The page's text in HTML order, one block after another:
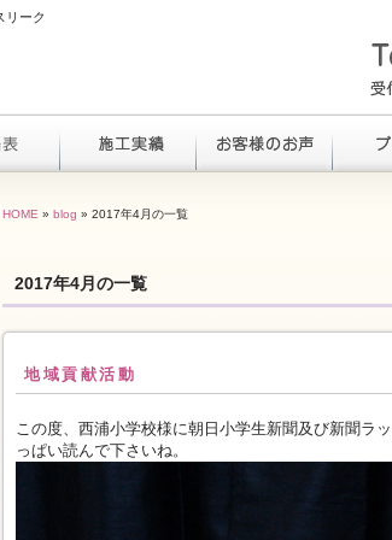
リーク
HOME » blog » 2017年4月の一覧
2017年4月の一覧
地域貢献活動
この度、西浦小学校様に朝日小学生新聞及び新聞ラ
っぱい読んで下さいね。